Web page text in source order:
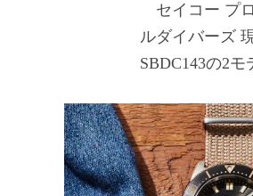
セイコー プ
ルダイバーズ
SBDC143の2